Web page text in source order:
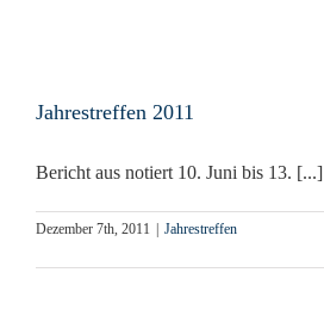
Jahrestreffen 2011
Bericht aus notiert 10. Juni bis 13. [...]
Dezember 7th, 2011
Jahrestreffen